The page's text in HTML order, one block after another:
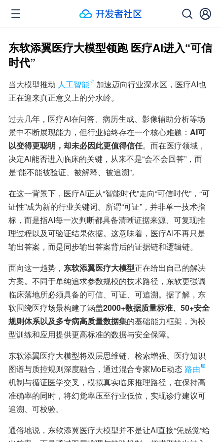
东软添翼医疗大模型领跑 医疗AI进入“可信
时代”
当大模型推动 人工智能
加速迈向行业深水区，医疗AI也
正在迎来真正意义上的分水岭。
过去几年，医疗AI在问答、病历生成、影像辅助分析等场
景中不断展现能力，但行业始终存在一个核心难题： AI可
以变得更聪明，却未必因此更值得信任。而在医疗领域，
决定AI能否进入临床的关键，从来不是“会不会回答”，而
是“能不能被验证、被解释、被追溯”。
在这一背景下，医疗AI正从“智能时代”走向“可信时代”，“可
证性”成为新的行业关键词。所谓“可证”，并非单一技术指
标，而是指AI每一次判断都具备清晰证据来源、可复现推
理过程以及可验证结果依据。这意味着，医疗AI不再只是
输出答案，而是同步输出答案背后的证据链和逻辑链。
面向这一趋势， 东软添翼医疗大模型正在给出自己的解决
方案。不同于单纯追求参数规模的技术路径，东软更强调
临床落地所必须具备的可信、可证、可追溯。据了解，东
软围绕医疗场景构建了涵盖2000+数据质量标准、50+安全
规则体系以及多专病高质量数据集的基础能力框架，为模
型训练和应用提供更高标准的数据与安全保障。
东软添翼医疗大模型将双层思维链、检索增强、医疗知识
图谱与质控规则深度融合，通过混合专家MoE动态 路由
机制与循证医学交叉，模拟真实临床推理路径，在保持高
准确率的同时，将幻觉率压至行业低位，实现诊疗建议可
追溯、可校验。
通俗地说，东软添翼医疗大模型并不是让AI直接“凭感觉”给